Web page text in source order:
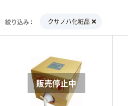
絞り込み クサノハ化粧品